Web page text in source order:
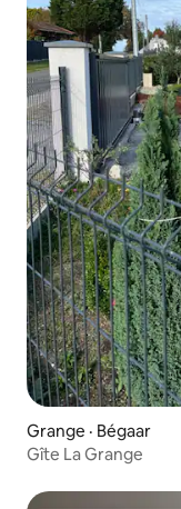
Grange · Bégaar
Gîte La Grange